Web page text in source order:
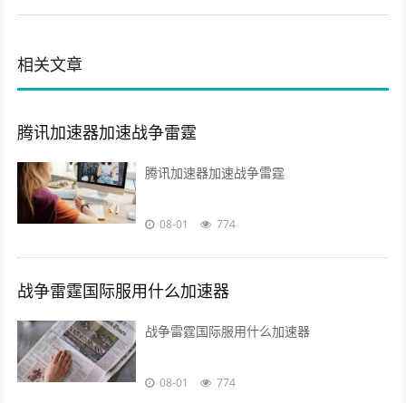
相关文章
腾讯加速器加速战争雷霆
腾讯加速器加速战争雷霆
08-01 774
战争雷霆国际服用什么加速器
战争雷霆国际服用什么加速器
08-01 774